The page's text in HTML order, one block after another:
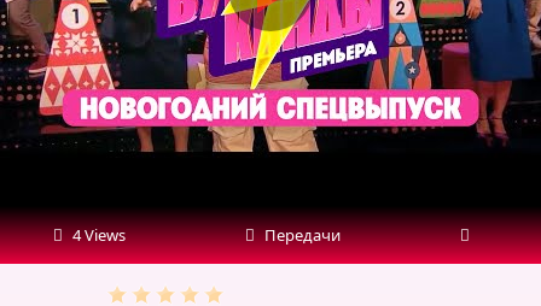
4 Views Передачи